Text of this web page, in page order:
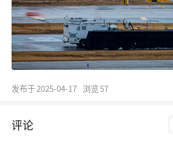
发布于2025-04-17 浏览57
评论